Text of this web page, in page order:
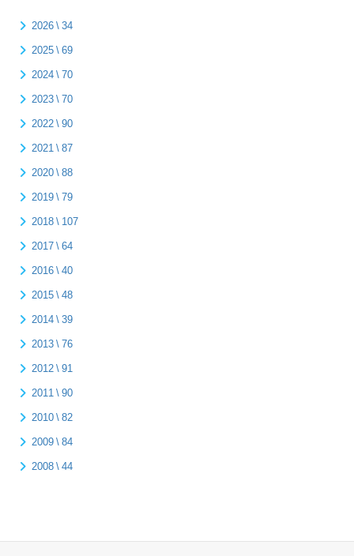
2026 \ 34
2025 \ 69
2024 \ 70
2023 \ 70
2022 \ 90
2021 \ 87
2020 \ 88
2019 \ 79
2018 \ 107
2017 \ 64
2016 \ 40
2015 \ 48
2014 \ 39
2013 \ 76
2012 \ 91
2011 \ 90
2010 \ 82
2009 \ 84
2008 \ 44